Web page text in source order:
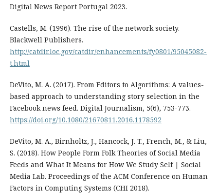
Digital News Report Portugal 2023.
Castells, M. (1996). The rise of the network society.
Blackwell Publishers.
http://catdir.loc.gov/catdir/enhancements/fy0801/95045082-
t.html
DeVito, M. A. (2017). From Editors to Algorithms: A values-
based approach to understanding story selection in the
Facebook news feed. Digital Journalism, 5(6), 753-773.
https://doi.org/10.1080/21670811.2016.1178592
DeVito, M. A., Birnholtz, J., Hancock, J. T., French, M., & Liu,
S. (2018). How People Form Folk Theories of Social Media
Feeds and What It Means for How We Study Self | Social
Media Lab. Proceedings of the ACM Conference on Human
Factors in Computing Systems (CHI 2018).